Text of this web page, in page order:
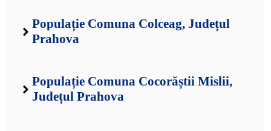
Populație Comuna Colceag, Județul
Prahova
Populație Comuna Cocorăștii Mislii,
Județul Prahova